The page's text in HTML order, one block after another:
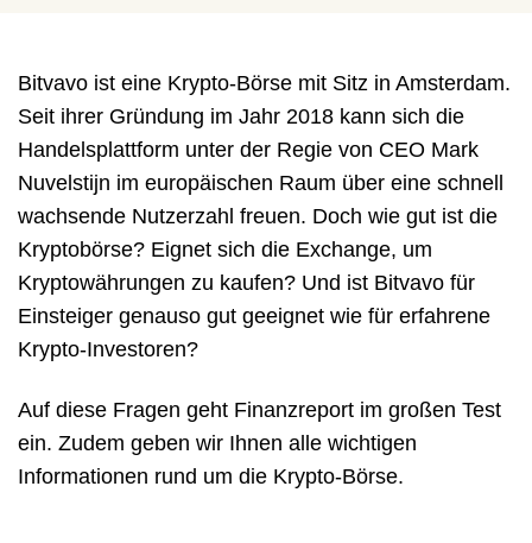
Bitvavo ist eine Krypto-Börse mit Sitz in Amsterdam.
Seit ihrer Gründung im Jahr 2018 kann sich die
Handelsplattform unter der Regie von CEO Mark
Nuvelstijn im europäischen Raum über eine schnell
wachsende Nutzerzahl freuen. Doch wie gut ist die
Kryptobörse? Eignet sich die Exchange, um
Kryptowährungen zu kaufen? Und ist Bitvavo für
Einsteiger genauso gut geeignet wie für erfahrene
Krypto-Investoren?
Auf diese Fragen geht Finanzreport im großen Test
ein. Zudem geben wir Ihnen alle wichtigen
Informationen rund um die Krypto-Börse.